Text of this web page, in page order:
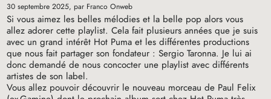
30 septembre 2025, par Franco Onweb
Si vous aimez les belles mélodies et la belle pop alors vous
allez adorer cette playlist. Cela fait plusieurs années que je suis
avec un grand intérêt Hot Puma et les différentes productions
que nous fait partager son fondateur : Sergio Taronna. Je lui ai
donc demandé de nous concocter une playlist avec différents
artistes de son label.
Vous allez pouvoir découvrir le nouveau morceau de Paul Felix